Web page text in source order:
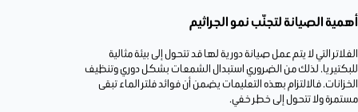
أهمية الصيانة لتجنّب نمو الجراثيم
الفلاتر التي لا يتم عمل صيانة دورية لها قد تتحول إلى بيئة مثالية
للبكتيريا. لذلك من الضروري استبدال الشمعات بشكل دوري وتنظيف
الخزانات. فالالتزام بهذه التعليمات يضمن أن فوائد فلتر الماء تبقى
مستمرة ولا تتحول إلى خطر خفي.